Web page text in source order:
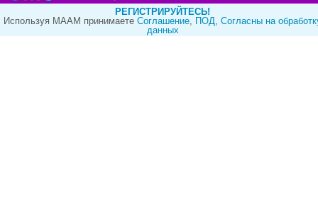
РЕГИСТРИРУЙТЕСЬ!
Используя МААМ принимаете Cоглашение, ПОД, Согласны на
данных